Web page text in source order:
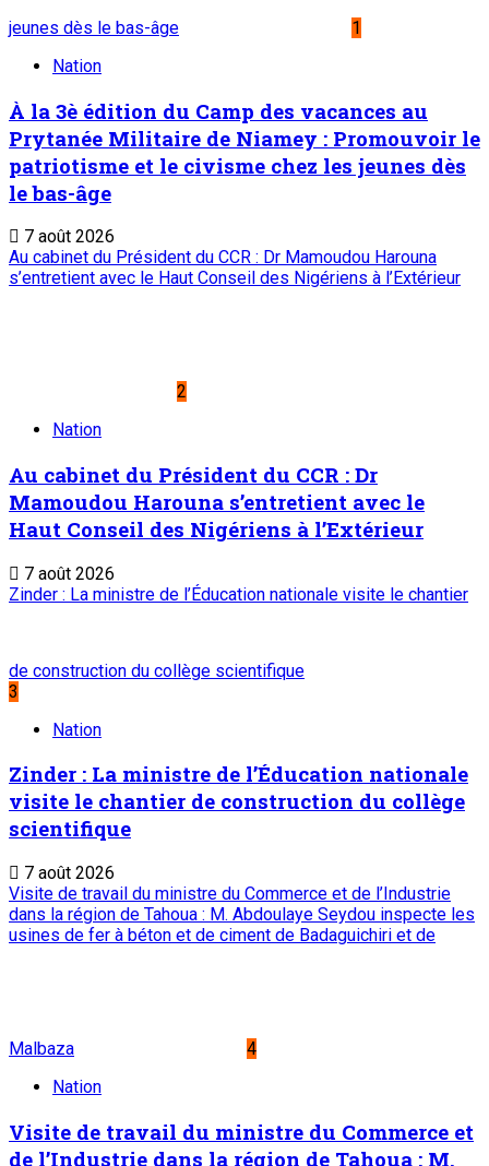
jeunes dès le bas-âge
1
Nation
À la 3è édition du Camp des vacances au
Prytanée Militaire de Niamey : Promouvoir le
patriotisme et le civisme chez les jeunes dès
le bas-âge
7 août 2026
Au cabinet du Président du CCR : Dr Mamoudou Harouna
s’entretient avec le Haut Conseil des Nigériens à l’Extérieur
2
Nation
Au cabinet du Président du CCR : Dr
Mamoudou Harouna s’entretient avec le
Haut Conseil des Nigériens à l’Extérieur
7 août 2026
Zinder : La ministre de l’Éducation nationale visite le chantier
de construction du collège scientifique
3
Nation
Zinder : La ministre de l’Éducation nationale
visite le chantier de construction du collège
scientifique
7 août 2026
Visite de travail du ministre du Commerce et de l’Industrie
dans la région de Tahoua : M. Abdoulaye Seydou inspecte les
usines de fer à béton et de ciment de Badaguichiri et de
Malbaza
4
Nation
Visite de travail du ministre du Commerce et
de l’Industrie dans la région de Tahoua : M.